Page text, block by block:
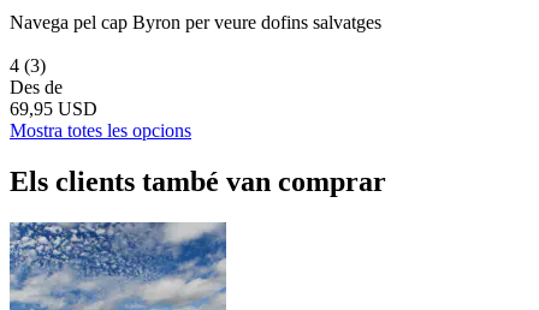
Navega pel cap Byron per veure dofins salvatges
4 (3)
Des de
69,95 USD
Mostra totes les opcions
Els clients també van comprar